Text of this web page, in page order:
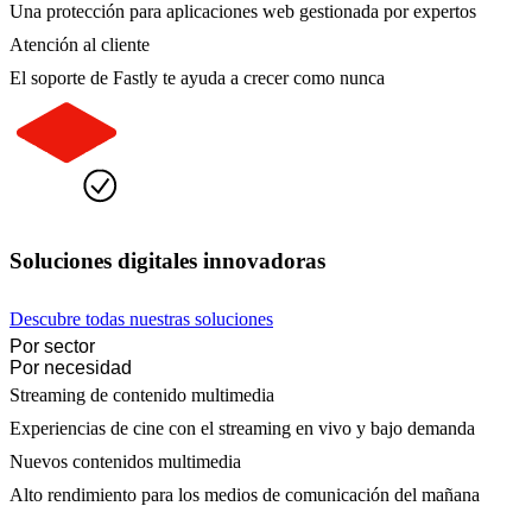
Una protección para aplicaciones web gestionada por expertos
Atención al cliente
El soporte de Fastly te ayuda a crecer como nunca
Soluciones digitales innovadoras
Descubre todas nuestras soluciones
Por sector
Por necesidad
Streaming de contenido multimedia
Experiencias de cine con el streaming en vivo y bajo demanda
Nuevos contenidos multimedia
Alto rendimiento para los medios de comunicación del mañana